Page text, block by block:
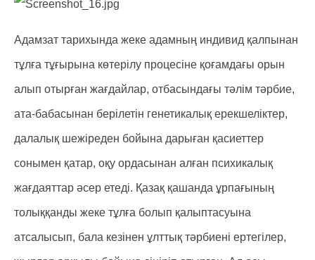
Адамзат тарихында жеке адамның индивид қалпынан
тұлға тұғырына көтерілу процесіне қоғамдағы орын
алып отырған жағдайлар, отбасындағы тәлім тәрбие,
ата-бабасынан берілетін генетикалық ерекшеліктер,
далалық шежіреден бойына дарыған қасиеттер
сонымен қатар, оқу ордасынан алған психикалық
жағдаяттар әсер етеді. Қазақ қашанда ұрпағының
толыққанды жеке тұлға болып қалыптасуына
атсалысып, бала кезінен ұлттық тәрбиені ертегілер,